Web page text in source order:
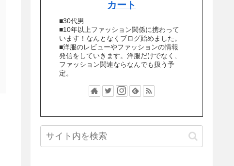
カート
■30代男
■10年以上ファッション関係に携わって
います！なんとなくブログ始めました。
■洋服のレビューやファッションの情報
発信をしていきます。洋服だけでなく、
ファッション関連ならなんでも扱う予
定。